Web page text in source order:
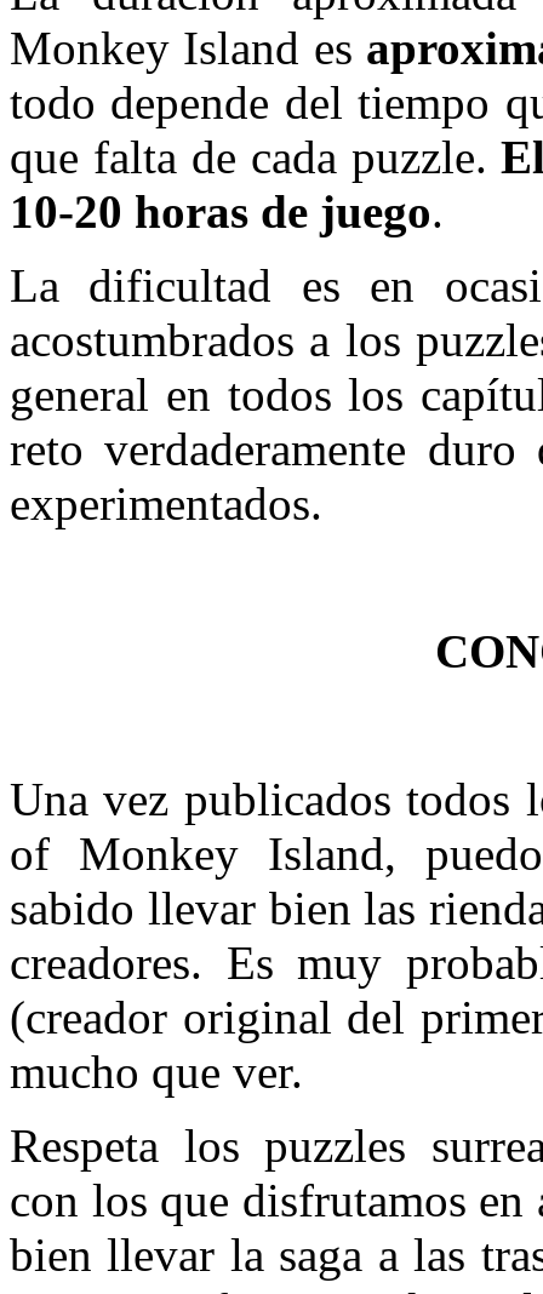
Monkey Island es
todo depende del tiempo
que falta de cada puzzle.
10-20 horas de juego.
La dificultad es en
acostumbrados a los
general en todos los
reto verdaderamente
experimentados.
Una vez publicados todos
of Monkey Island,
sabido llevar bien las
creadores. Es muy
(creador original del
mucho que ver.
Respeta los puzzles
con los que disfrutamos
bien llevar la saga a las